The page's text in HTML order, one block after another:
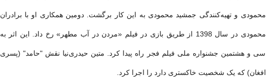
محمودی و تهیه‌کنندگی جمشید محمودی به این کار برگشت. دومین همکاری او با برادران
محمودی در سال 1398 از طریق بازی در فیلم «مردن در آب مطهر» رخ داد. این اثر به
سی و هشتمین جشنواره ملی فیلم فجر راه پیدا کرد. متین حیدری‌نیا نقش "حامد" (پسری
افغان) که یک شخصیت خاکستری دارد را اجرا کرد.